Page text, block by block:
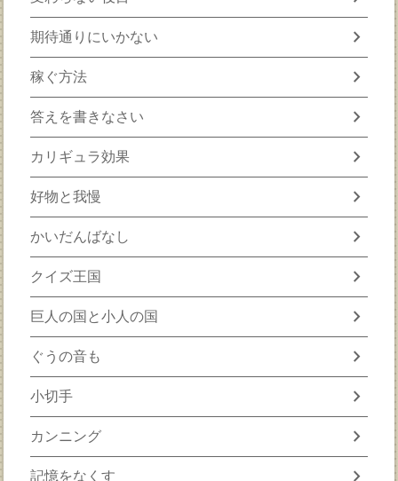
期待通りにいかない chevron_right
稼ぐ方法 chevron_right
答えを書きなさい chevron_right
カリギュラ効果 chevron_right
好物と我慢 chevron_right
かいだんばなし chevron_right
クイズ王国 chevron_right
巨人の国と小人の国 chevron_right
ぐうの音も chevron_right
小切手 chevron_right
カンニング chevron_right
記憶をなくす